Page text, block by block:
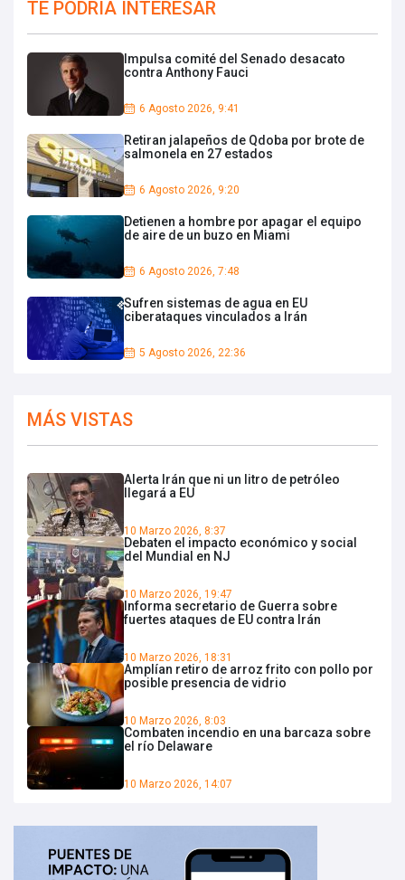
TE PODRIA INTERESAR
Impulsa comité del Senado desacato
contra Anthony Fauci
6 Agosto 2026, 9:41
Retiran jalapeños de Qdoba por brote de
salmonela en 27 estados
6 Agosto 2026, 9:20
Detienen a hombre por apagar el equipo
de aire de un buzo en Miami
6 Agosto 2026, 7:48
Sufren sistemas de agua en EU
ciberataques vinculados a Irán
5 Agosto 2026, 22:36
MÁS VISTAS
Alerta Irán que ni un litro de petróleo
llegará a EU
10 Marzo 2026, 8:37
Debaten el impacto económico y social
del Mundial en NJ
10 Marzo 2026, 19:47
Informa secretario de Guerra sobre
fuertes ataques de EU contra Irán
10 Marzo 2026, 18:31
Amplían retiro de arroz frito con pollo por
posible presencia de vidrio
10 Marzo 2026, 8:03
Combaten incendio en una barcaza sobre
el río Delaware
10 Marzo 2026, 14:07